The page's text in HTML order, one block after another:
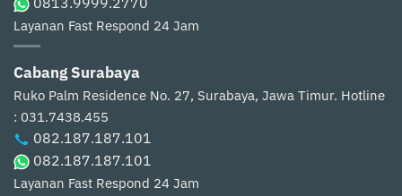
Layanan Fast Respond 24 Jam
Cabang Surabaya
Ruko Palm Residence No. 27, Surabaya, Jawa Timur. Hotline
: 031.7438.455
082.187.187.101
082.187.187.101
Layanan Fast Respond 24 Jam